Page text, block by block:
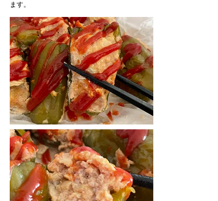
ます。